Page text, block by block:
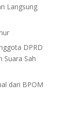
Langsung
DPRD
Suara Sah
dari BPOM